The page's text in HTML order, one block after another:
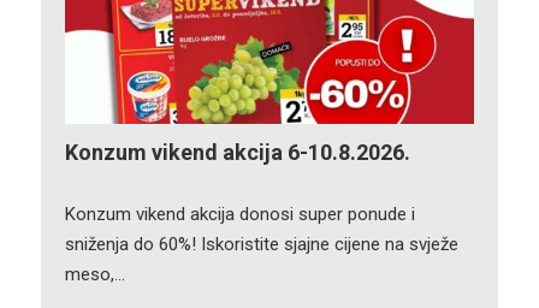
Konzum vikend akcija 6-10.8.2026.
Konzum vikend akcija donosi super ponude i
sniženja do 60%! Iskoristite sjajne cijene na svježe
meso,…